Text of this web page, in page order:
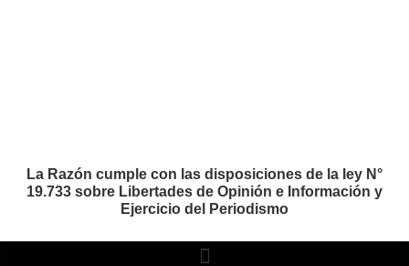
La Razón cumple con las disposiciones de la ley N°
19.733 sobre Libertades de Opinión e Información y
Ejercicio del Periodismo